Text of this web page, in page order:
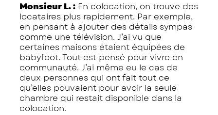
Monsieur L. : En colocation, on trouve des
locataires plus rapidement. Par exemple,
en pensant à ajouter des détails sympas
comme une télévision. J’ai vu que
certaines maisons étaient équipées de
babyfoot. Tout est pensé pour vivre en
communauté. J’ai même eu le cas de
deux personnes qui ont fait tout ce
qu’elles pouvaient pour avoir la seule
chambre qui restait disponible dans la
colocation.